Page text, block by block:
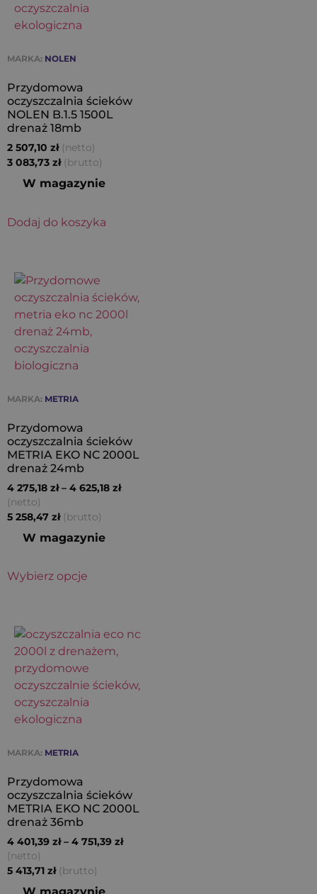
MARKA: NOLEN
Przydomowa
oczyszczalnia ścieków
NOLEN B.1.5 1500L
drenaż 18mb
2 507,10 zł (netto)
3 083,73 zł (brutto)
W magazynie
Dodaj do koszyka
MARKA: METRIA
Przydomowa
oczyszczalnia ścieków
METRIA EKO NC 2000L
drenaż 24mb
4 275,18 zł – 4 625,18 zł
(netto)
5 258,47 zł (brutto)
W magazynie
Wybierz opcje
MARKA: METRIA
Przydomowa
oczyszczalnia ścieków
METRIA EKO NC 2000L
drenaż 36mb
4 401,39 zł – 4 751,39 zł
(netto)
5 413,71 zł (brutto)